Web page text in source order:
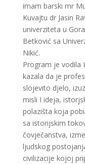
imam barski mr
Kuvajtu dr Jasin
univerziteta u
Betković sa
Nikić.
Program je vodila
kazala da je
slojevito djelo,
misli I ideja,
polazišta koja
sa istorijskim
čovječanstva,
ljudskog
civilizacije kojoj